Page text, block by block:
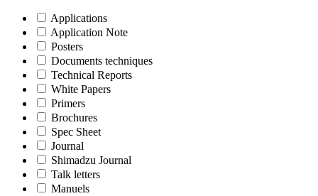
Applications
Application Note
Posters
Documents techniques
Technical Reports
White Papers
Primers
Brochures
Spec Sheet
Journal
Shimadzu Journal
Talk letters
Manuels